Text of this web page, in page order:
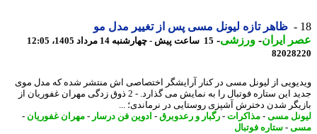
ظاهر تازه لیونل مسی پس از تغییر مدل مو
ایران- ورزشی-15 ساعت پیش - چهارشنبه 14 مرداد 1405، 12:05
از لیونل مسی در کنار آرایشگر اختصاصی اش منتشر شده که مدل موی
جدید این ستاره فوتبال را به نمایش می گذارد. - 2 ذوق زدگی مهران غفوریان از
شدن دخترش آشپزی روستایی در نرماندی؛ ...
مسی-مذاکرات- رگبار و رعدوبرق- ادوین فن درسار -مهران غفوریان-
-ستاره فوتبال